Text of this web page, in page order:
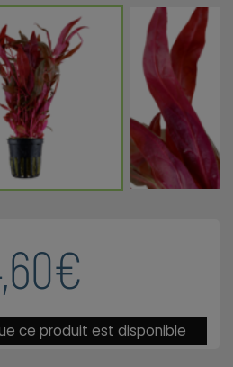
ce produit est disponible